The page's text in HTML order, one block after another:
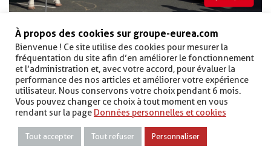
fête du Charolais, près de Roanne (42).
Ce rendez-vous dédié aux professionnels de la filière viande réunit
chaque année 60 exposants, dont la société Eurea Coop, et
accueille plus de 8000 visiteurs.
RETOURNER AUX
ACTUALITÉS
DÉCOUVRIR LE MÉTIER
NUTRITION ANIMALE
À propos des cookies sur groupe-eurea.com
Bienvenue ! Ce site utilise des cookies pour mesurer la
fréquentation du site afin d’en améliorer le fonctionnement
et l’administration et, avec votre accord, pour évaluer la
performance des nos articles et améliorer votre expérience
utilisateur. Nous conservons votre choix pendant 6 mois.
Vous pouvez changer ce choix à tout moment en vous
rendant sur la page Données personnelles et cookies
Tout accepter Tout refuser Personnaliser